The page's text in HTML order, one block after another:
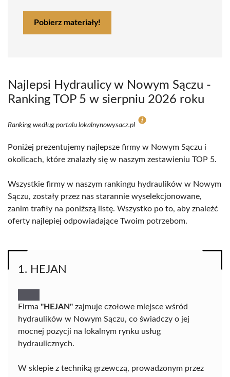
Pobierz materiały!
Najlepsi Hydraulicy w Nowym Sączu -
Ranking TOP 5 w sierpniu 2026 roku
Ranking według portalu lokalnynowysacz.pl
Poniżej prezentujemy najlepsze firmy w Nowym Sączu i
okolicach, które znalazły się w naszym zestawieniu TOP 5.
Wszystkie firmy w naszym rankingu hydraulików w Nowym
Sączu, zostały przez nas starannie wyselekcjonowane,
zanim trafiły na poniższą listę. Wszystko po to, aby znaleźć
oferty najlepiej odpowiadające Twoim potrzebom.
1. HEJAN
Firma "HEJAN" zajmuje czołowe miejsce wśród
hydraulików w Nowym Sączu, co świadczy o jej
mocnej pozycji na lokalnym rynku usług
hydraulicznych.
W sklepie z techniką grzewczą, prowadzonym przez